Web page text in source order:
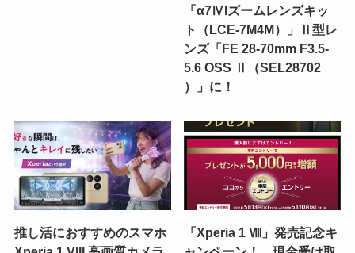
「α7ⅣIズームレンズキッ
ト（LCE-7M4M）」Ⅱ型レ
ンズ「FE 28-70mm F3.5-
5.6 OSS Ⅱ（SEL28702
）」に！
推し活におすすめのスマホ
「Xperia 1 Ⅷ」発売記念キ